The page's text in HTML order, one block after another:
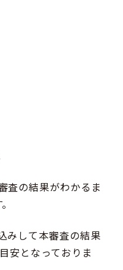
査の結果がわかるま
みして本審査の結果
安となっておりま